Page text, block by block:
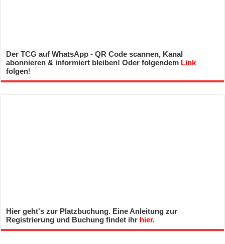
Der TCG auf WhatsApp - QR Code scannen, Kanal
abonnieren & informiert bleiben! Oder folgendem Link
folgen!
Hier geht's zur Platzbuchung. Eine Anleitung zur
Registrierung und Buchung findet ihr hier.